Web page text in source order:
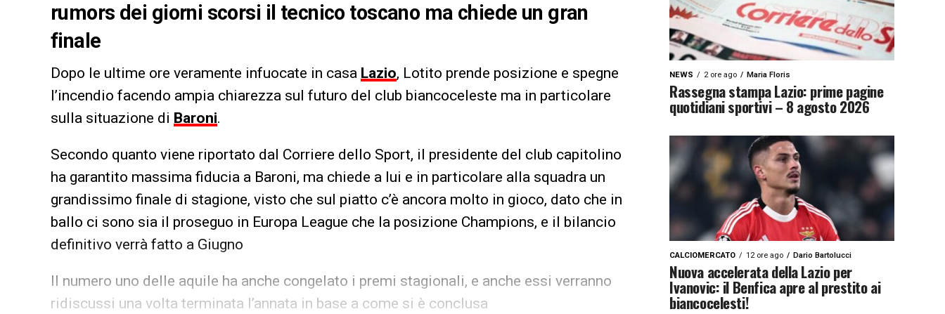
rumors dei giorni scorsi il tecnico toscano ma chiede un gran
finale
Dopo le ultime ore veramente infuocate in casa Lazio, Lotito prende posizione e spegne
l’incendio facendo ampia chiarezza sul futuro del club biancoceleste ma in particolare
sulla situazione di Baroni.
Secondo quanto viene riportato dal Corriere dello Sport, il presidente del club capitolino
ha garantito massima fiducia a Baroni, ma chiede a lui e in particolare alla squadra un
grandissimo finale di stagione, visto che sul piatto c’è ancora molto in gioco, dato che in
ballo ci sono sia il proseguo in Europa League che la posizione Champions, e il bilancio
definitivo verrà fatto a Giugno
Il numero uno delle aquile ha anche congelato i premi stagionali, e anche essi verranno
ridiscussi una volta terminata l’annata in base a come si è conclusa
NEWS 2 ore ago Maria Floris
Rassegna stampa Lazio: prime pagine
quotidiani sportivi – 8 agosto 2026
CALCIOMERCATO 12 ore ago Dario Bartolucci
Nuova accelerata della Lazio per
Ivanovic: il Benfica apre al prestito ai
biancocelesti!